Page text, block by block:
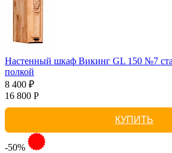
Настенный шкаф Викинг GL 150 №7
полкой
8 400 ₽
16 800 Р
КУПИТЬ
-50%